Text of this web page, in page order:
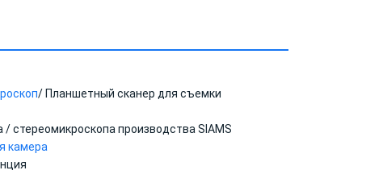
/ Планшетный сканер для съемки
/ стереомикроскопа производства SIAMS
камера